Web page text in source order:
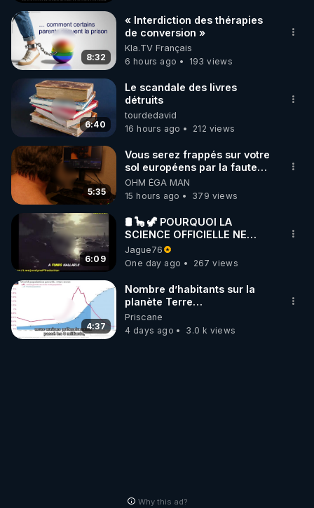
8:32
« Interdiction des thérapies
de conversion »
Kla.TV Français
6 hours ago
193 views
6:40
Le scandale des livres
détruits
tourdedavid
16 hours ago
212 views
5:35
Vous serez frappés sur votre
sol européens par la faute
des dirigeants qui s'en
mettent dans le nez
OHM ÉGA MAN
15 hours ago
379 views
6:09
🛢 🦕 🦖 POURQUOI LA
SCIENCE OFFICIELLE NE
CONNAÎT-ELLE PAS LA VRAIE
ORIGINE DU PÉTROLE ?
Jague76
One day ago
267 views
4:37
Nombre d’habitants sur la
planète Terre…
Priscane
4 days ago
3.0 k views
Why this ad?